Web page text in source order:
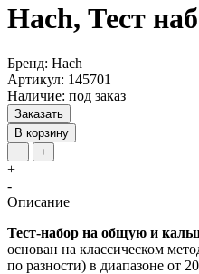
Hach, Тест
Бренд: Hach
Артикул: 145701
Наличие: под заказ
Заказать
В корзину
−
+
+
-
Описание
Тест-набор на общую и
основан на классическом
по разности) в диапазоне от